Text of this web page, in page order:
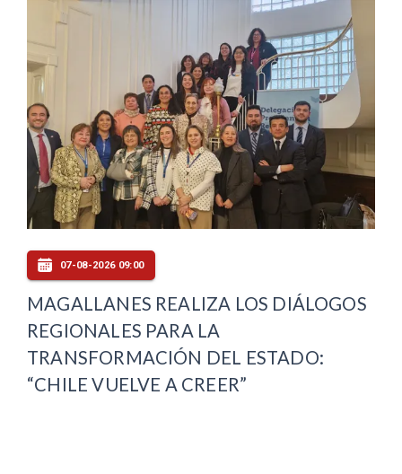
07-08-2026 09:00
MAGALLANES REALIZA LOS DIÁLOGOS
REGIONALES PARA LA
TRANSFORMACIÓN DEL ESTADO:
“CHILE VUELVE A CREER”